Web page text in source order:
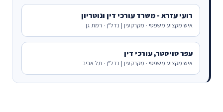
רועי עזרא - משרד עורכי דין ונוטריון
איש מקצוע משפטי · מקרקעין | נדל"ן · רמת גן
עפר טויסטר, עורכי דין
איש מקצוע משפטי · מקרקעין | נדל"ן · תל אביב